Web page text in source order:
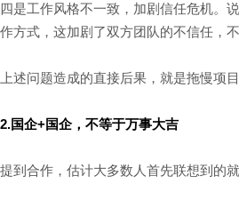
四是工作风格不一致，加剧信任危机。
作方式，这加剧了双方团队的不信任，
上述问题造成的直接后果，就是拖慢
2.国企+国企，不等于万事大吉
提到合作，估计大多数人首先联想到的